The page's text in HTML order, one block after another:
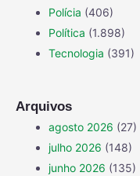
Polícia (406)
Política (1.898)
Tecnologia (391)
Arquivos
agosto 2026 (27)
julho 2026 (148)
junho 2026 (135)